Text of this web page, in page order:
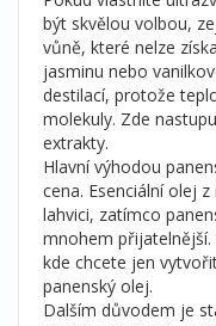
být skvělou volbou,
vůně, které nelze
jasminu nebo
destilací, protože
molekuly. Zde
extrakty.
Hlavní výhodou
cena. Esenciální olej
lahvici, zatímco
mnohem
kde chcete jen
panenský olej.
Dalším důvodem je